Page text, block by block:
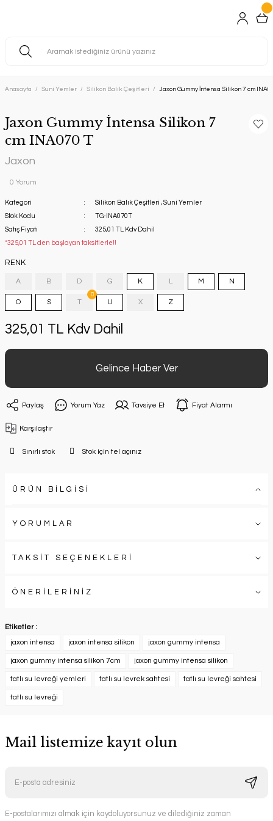
Anasayfa Suni Yemler Silikon Balık Çeşitleri Jaxon Gummy İntensa Silikon 7 cm
Jaxon Gummy İntensa Silikon 7
cm INA070 T
Jaxon
0 Yorum
Kategori Silikon Balık Çeşitleri ,Suni Yemler
Stok Kodu
TG-INA070T
Satış Fiyatı
325,01 TL Kdv Dahil
*325,01 TL den başlayan taksitlerle!!
RENK
A B D G K L M N
O S T U X Z
325,01 TL Kdv Dahil
Gelince Haber Ver
Paylaş Yorum Yaz Tavsiye Et Fiyat Alarmı
Karşılaştır
Sınırlı stok Stok için tel açınız
ÜRÜN BİLGİSİ
YORUMLAR
TAKSİT SEÇENEKLERİ
ÖNERİLERİNİZ
Etiketler :
jaxon intensa
jaxon intensa silikon jaxon gummy intensa
jaxon gummy intensa silikon 7cm jaxon gummy intensa silikon
tatlı su levreği yemleri tatlı su levrek sahtesi tatlı su levreği sahtesi
tatlı su levreği
Mail listemize kayıt olun
E-postalarımızı almak için kaydoluyorsunuz ve dilediğiniz zaman